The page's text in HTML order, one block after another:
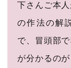
下さんご本
の作法の解
で、冒頭部
が分かるの